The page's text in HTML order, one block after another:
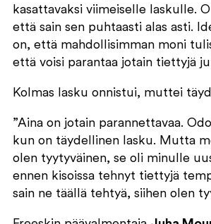
kasattavaksi viimeiselle laskulle.
että sain sen puhtaasti alas asti.
on, että mahdollisimman moni
että voisi parantaa jotain tiettyjä
Kolmas lasku onnistui, muttei
”Aina on jotain parannettavaa.
kun on täydellinen lasku. Mutta
olen tyytyväinen, se oli minulle
ennen kisoissa tehnyt tiettyjä
sain ne täällä tehtyä, siihen olen